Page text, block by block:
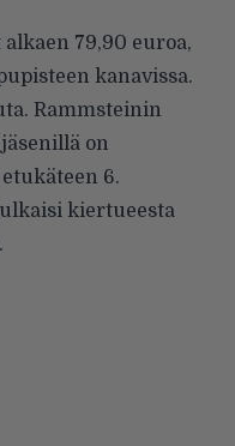
79,90 euroa,
kanavissa.
Rammsteinin
on
6.
kiertueesta
.